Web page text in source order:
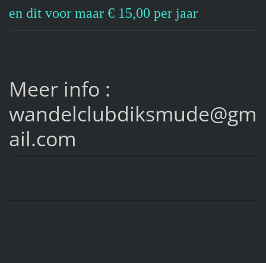
en dit voor maar € 15,00 per jaar
Meer info :
wandelclubdiksmude@gm
ail.com